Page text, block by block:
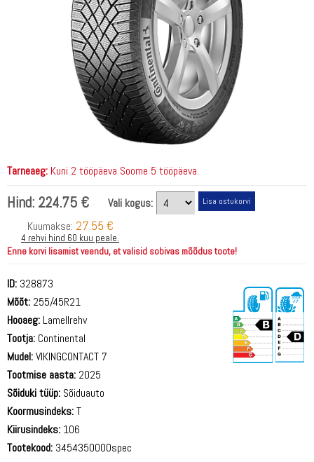
Tarneaeg: Kuni 2 tööpäeva Soome 5 tööpäeva.
Hind: 224.75 €
Vali kogus:
Kuumakse: 27.55 €
4 rehvi hind 60 kuu peale.
Enne korvi lisamist veendu, et valisid sobivas mõõdus toote!
ID: 328873
Mõõt: 255/45R21
Hooaeg: Lamellrehv
Tootja: Continental
Mudel:VIKINGCONTACT 7
Tootmise aasta: 2025
Sõiduki tüüp: Sõiduauto
Koormusindeks:T
Kiirusindeks: 106
Tootekood: 3454350000spec